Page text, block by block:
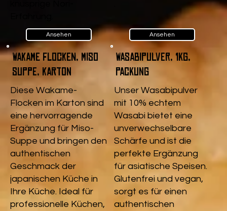
Ansehen Ansehen
Wakame Flocken, Miso
Suppe, Karton
Diese Wakame-
Flocken im Karton sind
eine hervorragende
Ergänzung für Miso-
Suppe und bringen den
authentischen
Geschmack der
japanischen Küche in
Ihre Küche. Ideal für
professionelle Küchen,
Wasabipulver, 1kg,
Packung
Unser Wasabipulver
mit 10% echtem
Wasabi bietet eine
unverwechselbare
Schärfe und ist die
perfekte Ergänzung
für asiatische Speisen.
Glutenfrei und vegan,
sorgt es für einen
authentischen